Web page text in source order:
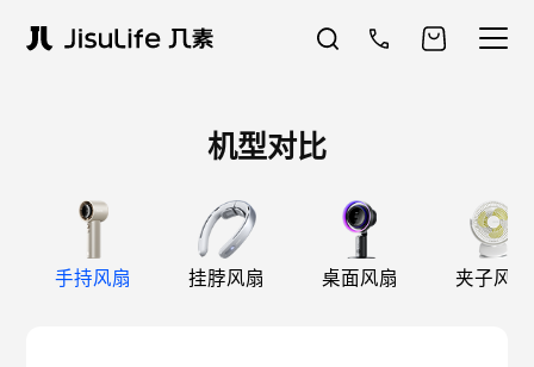
机型对比
手持风扇 挂脖风扇 桌面风扇 夹子风扇